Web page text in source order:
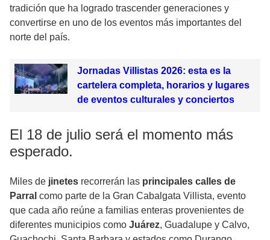
tradición que ha logrado trascender generaciones y
convertirse en uno de los eventos más importantes del
norte del país.
Jornadas Villistas 2026: esta es la
cartelera completa, horarios y lugares
de eventos culturales y conciertos
El 18 de julio será el momento más
esperado.
Miles de jinetes recorrerán las principales calles de
Parral como parte de la Gran Cabalgata Villista, evento
que cada año reúne a familias enteras provenientes de
diferentes municipios como Juárez, Guadalupe y Calvo,